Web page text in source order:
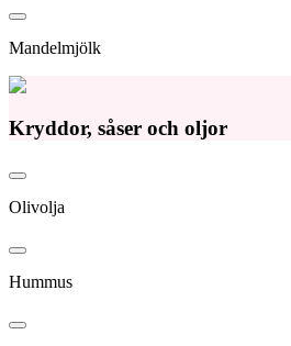
Mandelmjölk
Kryddor, såser och oljor
Olivolja
Hummus